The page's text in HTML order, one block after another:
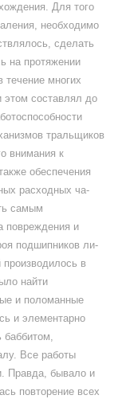
Для того
необходимо
сделать
на про­тяжении
течение многих
этом составлял до
тральщиков
внимания к
обес­печения
расходных ча­
самым
повреж­дения и
подшипников ли­
производилось в
найти
и поломан­ные
и элементарно
баббитом,
Все рабо­ты
Правда, бывало и
повторение всех